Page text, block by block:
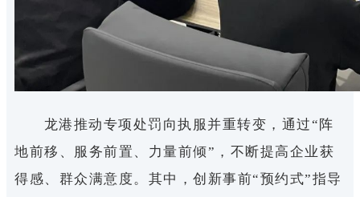
龙港推动专项处罚向执服并重转变，通过“阵
地前移、服务前置、力量前倾”，不断提高企业获
得感、群众满意度。其中，创新事前“预约式”指导